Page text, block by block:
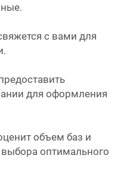
с вами для
для оформления
объем баз и
оптимального